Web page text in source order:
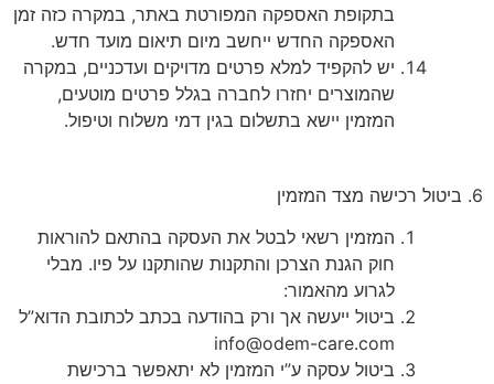
בתקופת האספקה המפורטת באתר, במקרה כזה זמן
האספקה החדש ייחשב מיום תיאום מועד חדש.
יש להקפיד למלא פרטים מדויקים ועדכניים, במקרה
שהמוצרים יחזרו לחברה בגלל פרטים מוטעים,
המזמין יישא בתשלום בגין דמי משלוח וטיפול.
6. ביטול רכישה מצד המזמין
המזמין רשאי לבטל את העסקה בהתאם להוראות
חוק הגנת הצרכן והתקנות שהותקנו על פיו. מבלי
לגרוע מהאמור:
ביטול ייעשה אך ורק בהודעה בכתב לכתובת הדוא”ל
info@odem-care.com
ביטול עסקה ע”י המזמין לא יתאפשר ברכישת